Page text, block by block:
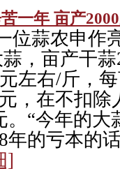
一年 亩产
位蒜农申作
，亩产干
左右/斤，
，在不扣
。“今年的
年的亏本的
]